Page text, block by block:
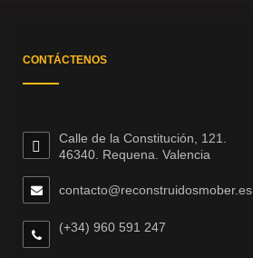
CONTÁCTENOS
Calle de la Constitución, 121.
46340. Requena. Valencia
contacto@reconstruidosmober.es
(+34) 960 591 247